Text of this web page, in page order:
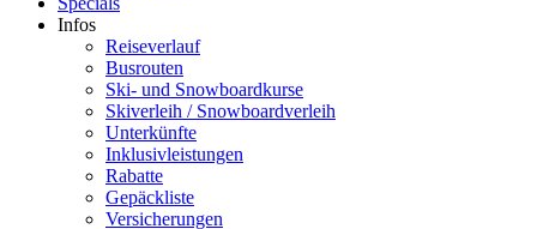
Infos
Reiseverlauf
Busrouten
Ski- und Snowboardkurse
Skiverleih / Snowboardverleih
Unterkünfte
Inklusivleistungen
Rabatte
Gepäckliste
Versicherungen